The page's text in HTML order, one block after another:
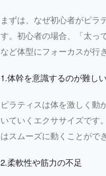
まずは、なぜ初心者がピラ
す。初心者の場合、「太っ
など体型にフォーカスが行
1.体幹を意識するのが難しい
ピラティスは体を激しく動
いていくエクササイズです
はスムーズに動くことがで
2.柔軟性や筋力の不足